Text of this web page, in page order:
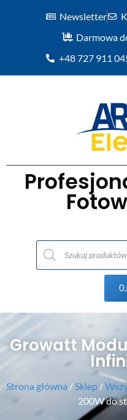
Newsletter
Darmowa
+48 727 911
Growatt
Strona główna / Sklep /
200W do